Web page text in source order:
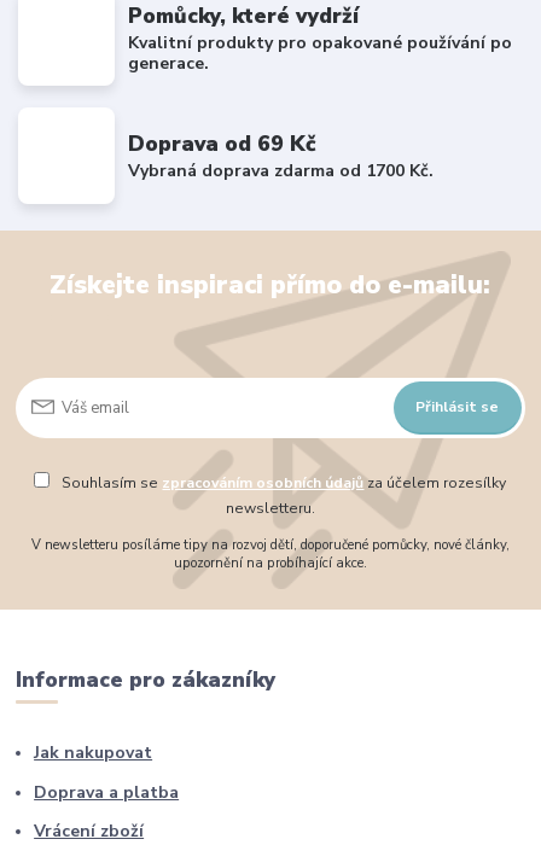
Pomůcky, které vydrží
Kvalitní produkty pro opakované používání po
generace.
Doprava od 69 Kč
Vybraná doprava zdarma od 1700 Kč.
Získejte inspiraci přímo do e-mailu:
Přihlásit se
Souhlasím se zpracováním osobních údajůza účelem rozesílky
newsletteru.
V newsletteru posíláme tipy na rozvoj dětí, doporučené pomůcky, nové články,
upozornění na probíhající akce.
Informace pro zákazníky
Jak nakupovat
Doprava a platba
Vrácení zboží